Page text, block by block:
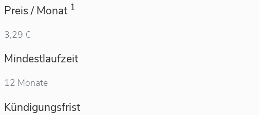
Preis / Monat 1
3,29 €
Mindestlaufzeit
12 Monate
Kündigungsfrist